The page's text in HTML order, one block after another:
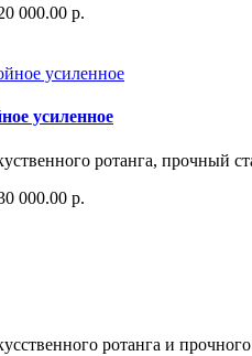
000.00 р.
усиленное
ротанга, прочный
000.00 р.
ротанга и